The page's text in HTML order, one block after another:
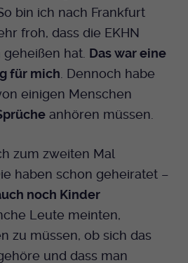
So bin ich nach Frankfurt
froh, dass die EKHN
geheißen hat. Das war eine
für mich . Dennoch habe
einigen Menschen
anhören müssen.
zum zweiten Mal
haben schon geheiratet –
noch Kinder
Leute meinten,
zu müssen, ob sich das
und dass man